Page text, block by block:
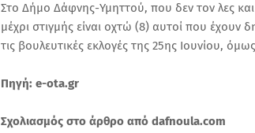
Στο Δήμο Δάφνης-Υμηττού, που δεν τον λες και
μέχρι στιγμής είναι οχτώ (8) αυτοί που έχουν
τις βουλευτικές εκλογές της 25ης Ιουνίου,
Πηγή: e-ota.gr
Σχολιασμός στο άρθρο από dafnoula.com